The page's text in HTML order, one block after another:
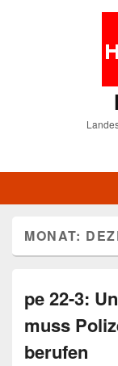
MONAT:
pe 22-3:
muss
berufen